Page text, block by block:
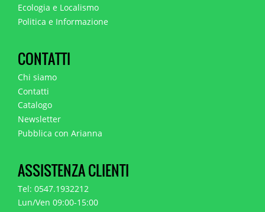
Ecologia e Localismo
Politica e Informazione
CONTATTI
Chi siamo
Contatti
Catalogo
Newsletter
Pubblica con Arianna
ASSISTENZA CLIENTI
Tel: 0547.1932212
Lun/Ven 09:00-15:00